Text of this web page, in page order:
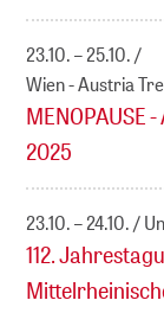
23.10. – 25.10.
Wien - Austria
MENOPAUSE
2025
23.10. – 24.10.
112.